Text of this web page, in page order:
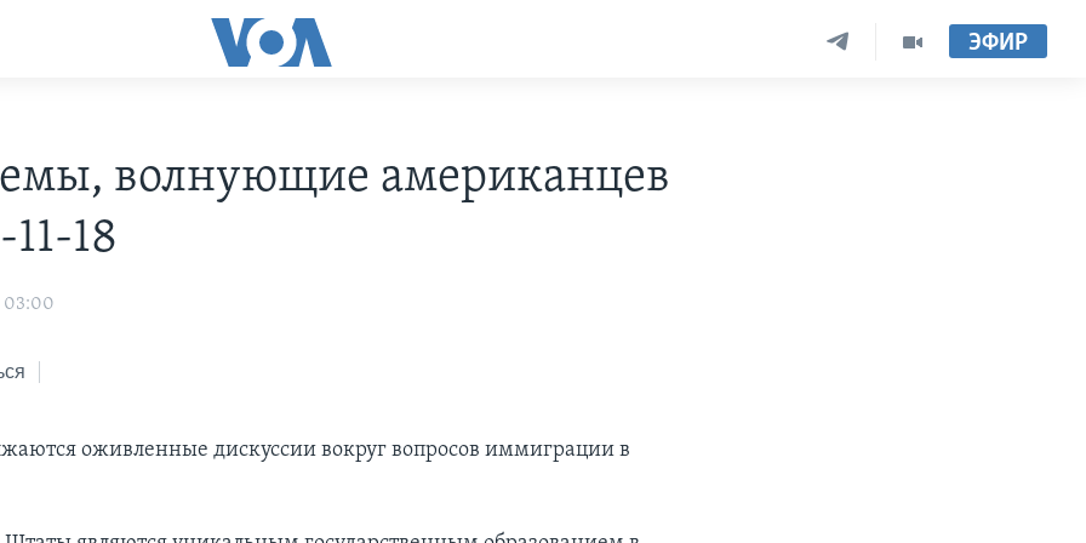
ЭФИР
волнующие американцев
18
03:00
оживленные дискуссии вокруг вопросов иммиграции в